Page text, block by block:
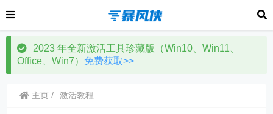
2023 年全新激活工具珍藏版（Win10、Win11、
Office、Win7） 免费获取>>
主页 激活教程